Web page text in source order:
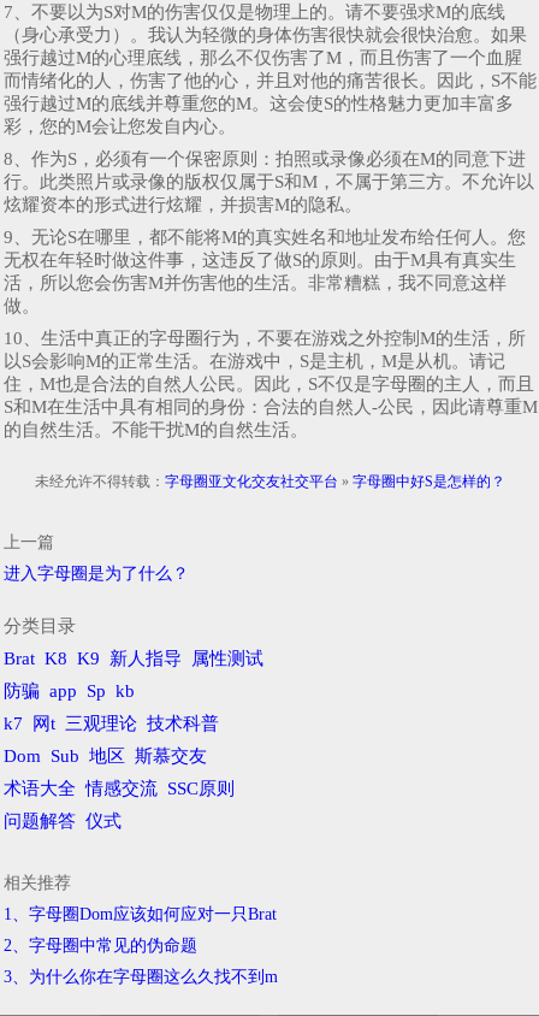
7、不要以为S对M的伤害仅仅是物理上的。请不要强求M的底线
（身心承受力）。我认为轻微的身体伤害很快就会很快治愈。如果
强行越过M的心理底线，那么不仅伤害了M，而且伤害了一个血腥
而情绪化的人，伤害了他的心，并且对他的痛苦很长。因此，S不能
强行越过M的底线并尊重您的M。这会使S的性格魅力更加丰富多
彩，您的M会让您发自内心。
8、作为S，必须有一个保密原则：拍照或录像必须在M的同意下进
行。此类照片或录像的版权仅属于S和M，不属于第三方。不允许以
炫耀资本的形式进行炫耀，并损害M的隐私。
9、无论S在哪里，都不能将M的真实姓名和地址发布给任何人。您
无权在年轻时做这件事，这违反了做S的原则。由于M具有真实生
活，所以您会伤害M并伤害他的生活。非常糟糕，我不同意这样
做。
10、生活中真正的字母圈行为，不要在游戏之外控制M的生活，所
以S会影响M的正常生活。在游戏中，S是主机，M是从机。请记
住，M也是合法的自然人公民。因此，S不仅是字母圈的主人，而且
S和M在生活中具有相同的身份：合法的自然人-公民，因此请尊重M
的自然生活。不能干扰M的自然生活。
未经允许不得转载： 字母圈亚文化交友社交平台 » 字母圈中好S是怎样的？
上一篇
进入字母圈是为了什么？
分类目录
Brat K8 K9 新人指导
属性测试
防骗 app Sp kb
k7
网t 三观理论 技术科普
Dom
Sub 地区
斯慕交友
术语大全 情感交流 SSC原则
问题解答 仪式
相关推荐
1、字母圈Dom应该如何应对一只Brat
2、字母圈中常见的伪命题
3、为什么你在字母圈这么久找不到m